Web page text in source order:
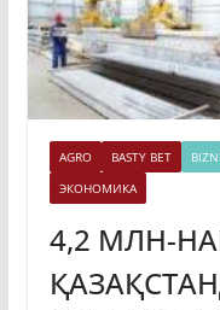
AGRO BASTY BET
ЭКОНОМИКА
4,2 МЛН-